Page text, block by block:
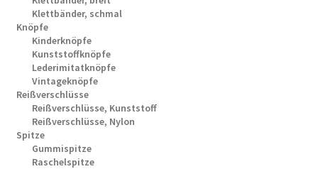
Klettbänder, schmal
Knöpfe
Kinderknöpfe
Kunststoffknöpfe
Lederimitatknöpfe
Vintageknöpfe
Reißverschlüsse
Reißverschlüsse, Kunststoff
Reißverschlüsse, Nylon
Spitze
Gummispitze
Raschelspitze